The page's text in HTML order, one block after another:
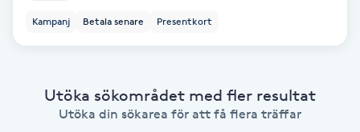
Hudföryngring
Kampanj Betala senare Presentkort
Utöka sökområdet med fler resultat
Utöka din sökarea för att få flera träffar